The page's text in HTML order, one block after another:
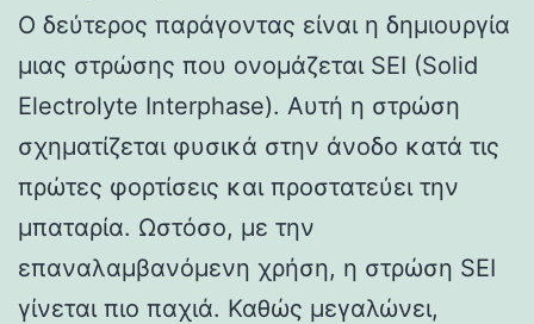
Ο δεύτερος παράγοντας είναι η δημιουργία
μιας στρώσης που ονομάζεται SEI (Solid
Electrolyte Interphase). Αυτή η στρώση
σχηματίζεται φυσικά στην άνοδο κατά τις
πρώτες φορτίσεις και προστατεύει την
μπαταρία. Ωστόσο, με την
επαναλαμβανόμενη χρήση, η στρώση SEI
γίνεται πιο παχιά. Καθώς μεγαλώνει,